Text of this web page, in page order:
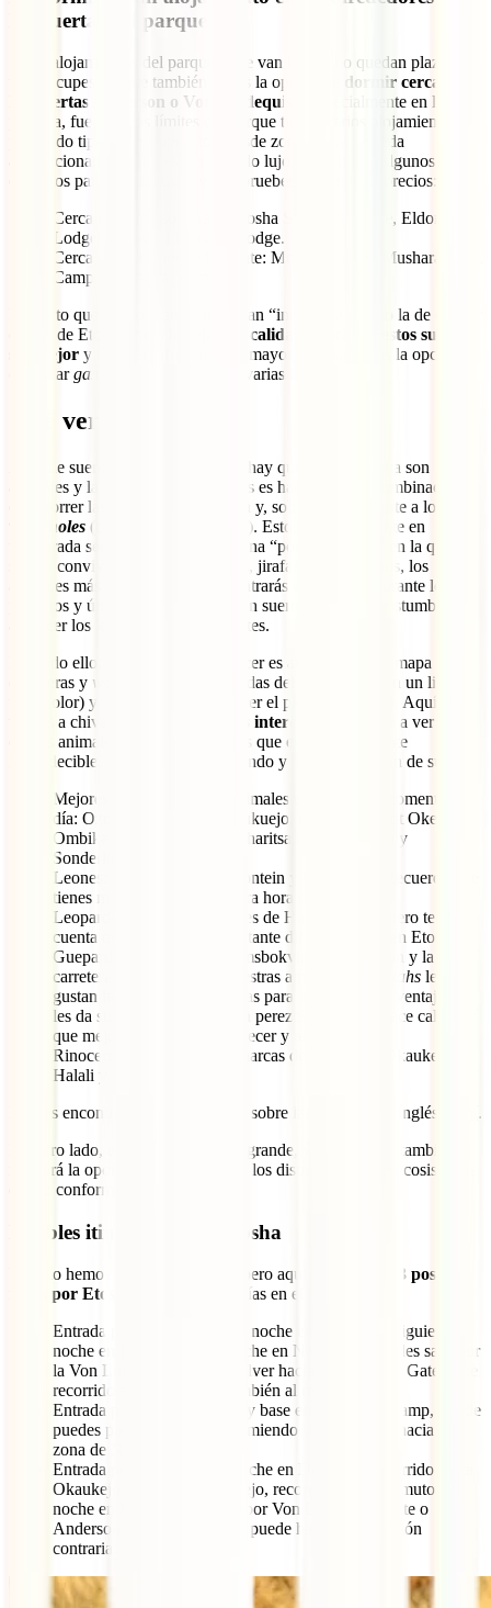
las puertas del parque
Si los alojamientos del parque no te van bien o no quedan plazas, no
te preocupes porque también tienes la opción de
dormir cerca de
las puertas Anderson o Von Lindequist
. Especialmente en la
primera, fuera de los límites del parque tienes varios alojamientos
para todo tipo de presupuestos, desde zonas de acampada
acondicionadas hasta resorts de todo lujo. Aquí tienes algunos
ejemplos para que busques y compruebes distancias y precios:
Cerca de Anderson Gate: Etosha Safari Campsite, Eldorado
Lodge o Etosha Overland Lodge.
Cerca de Von Linquedist Gate: Mokuti Etosha, Mushara Bush
Camp o Emanya@Etosha.
Es cierto que la experiencia no es tan “inmersiva” como la de dormir
dentro de Etosha, pero
la relación calidad-precio de estos suele
ser mejor y también ofrecen en la mayoría de los casos la opción de
contratargame drives o safaris de varias horas.
Qué ver en Etosha
Aunque suene muy básico: lo que hay que ver en Etosha son
animales y la mejor forma de verlos es haciendo una combinación
de recorrer las carreteras con calma y, sobre todo, dirigirte a los
waterholes (charcas o abrevaderos). Estos, especialmente en
temporada seca, se convierten en una “postal viviente” en la que
suelen convivir elefantes, antílopes, jirafas, gacelas y ñus, los
animales más frecuentes que encontrarás en Etosha. Durante los
primeros y últimos rayos de sol, con suerte, también acostumbran a
aparecer los leones y los rinocerontes.
Por todo ello, lo que tienes que hacer es armarte con un mapa de
carreteras y waterholes
(en las tiendas del parque venden un libro a
todo color) y, con paciencia, recorrer el parque despacio. Aquí te
vamos a chivar algunos de
los más interesantes
de cara a ver
ciertos animales, pero la realidad es que esto es totalmente
impredecible, ya que se van moviendo y es pura cuestión de suerte.
Mejores charcas para ver animales en cualquier momento del
día: Ozonjuitji m’Bari, Okaukuejo, Chudob, Groot Okevi,
Ombika, Gemsbokvlakte, Charitsaub, Rietfontein y
Sonderkop.
Leones: Groot Okevi, Rietfontein y Okondeka. Recuerda que
tienes más opciones a primera hora de la mañana.
Leopardos: en los alrededores de Halali y Goas, pero ten en
cuenta que son animales bastante difíciles de ver en Etosha.
Guepardos: Charitsaub, Gemsbokvlakte, Leeubron y la
carretera Twee Palms. A nuestras amigas las
cheetahs les
gustan las grandes explanadas para aprovechar la ventaja que
les da su velocidad, pero son perezosas cuando hace calor, así
que mejor buscarlas al amanecer y al atardecer.
Rinoceronte negro: en las charcas de los
Okaukejo,
Halali y Namutoni.
Puedes encontrar más información sobre las charcas (en inglés)
.
Por otro lado, al ser un parque tan grande, visitar Etosha también te
regalará la oportunidad de apreciar los distintos tipos de ecosistemas
que lo conforman.
Posibles itinerarios por Etosha
Ya te lo hemos adelantado arriba, pero aquí te contamos
3 posibles
rutas por Etosha
si tienes 2-3-4 días en el parque:
Entrada por Anderson Gate, noche en Okaukejo, siguiente
noche en Halali y última noche en Namutoni. Puedes salir por
la Von Lindequist Gate o volver hacia la Anderson Gate. Este
recorrido se puede hacer también al revés.
Entrada por Anderson Gate y base en Okaukejo Camp, donde
puedes pasar varios días durmiendo y explorando hacia la
zona de Namutoni.
Entrada por Galton Gate, noche en Dolomite, recorrido hasta
Okaukejo, noche en Okaukejo, recorrido hasta Namutoni y
noche en Namutoni. Salida por Von Lindequist Gate o
Anderson Gate. También se puede hacer en dirección
contraria.